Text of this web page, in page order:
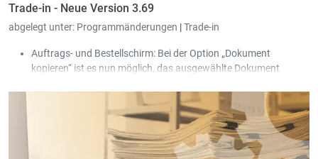
Trade-in - Neue Version 3.69
abgelegt unter: Programmänderungen |Trade-in
Auftrags- und Bestellschirm: Bei der Option „Dokument
kopieren“ ist es nun möglich, das ausgewählte Dokument
vom Benutzer über eine Auswahl gefiltert werden können.